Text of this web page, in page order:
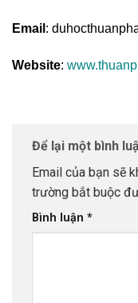
Email :
Website:
Để lại một bình
Email của bạn sẽ
trường bắt buộc
Bình luận *